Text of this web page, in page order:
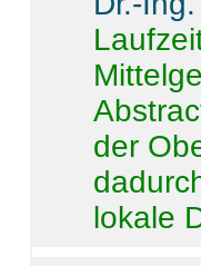
der
lokale